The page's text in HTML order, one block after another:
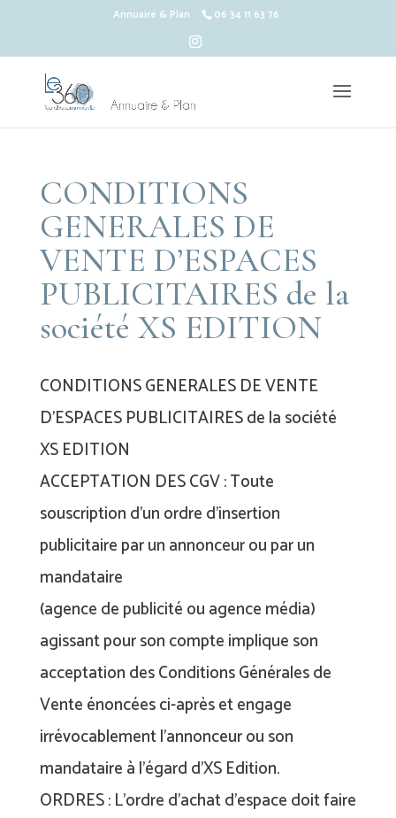
Annuaire & Plan 06 34 11 63 76
CONDITIONS
GENERALES DE
VENTE D’ESPACES
PUBLICITAIRES de la
société XS EDITION
CONDITIONS GENERALES DE VENTE
D’ESPACES PUBLICITAIRES de la société
XS EDITION
ACCEPTATION DES CGV : Toute
souscription d’un ordre d’insertion
publicitaire par un annonceur ou par un
mandataire
(agence de publicité ou agence média)
agissant pour son compte implique son
acceptation des Conditions Générales de
Vente énoncées ci-après et engage
irrévocablement l’annonceur ou son
mandataire à l’égard d’XS Edition.
ORDRES : L’ordre d’achat d’espace doit faire